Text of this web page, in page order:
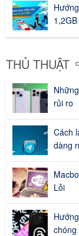
THỦ THUẬT
rủi ro
Cách
dàng
Lỗi
chóng